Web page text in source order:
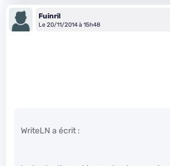
Fuinril
Le 20/11/2014 à 15h48
WriteLN a écrit :